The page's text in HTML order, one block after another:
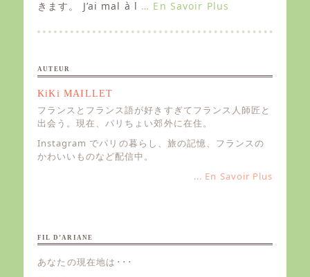
o
きます。 J’ai mal à l … En Savoir Plus
AUTEUR
KiKi MAILLET
フランスとフランス語が好きすぎてフランス人師匠と
出会う。現在、パリちょい郊外に在住。
Instagram でパリの暮らし、旅の記憶、フランスの
かわいいものなど配信中。
... En Savoir Plus
FIL D’ARIANE
あなたの現在地は･･･